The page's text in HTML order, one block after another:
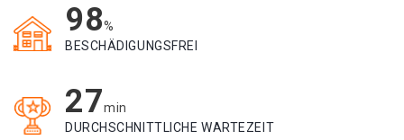
98%
BESCHÄDIGUNGSFREI
27min
DURCHSCHNITTLICHE WARTEZEIT